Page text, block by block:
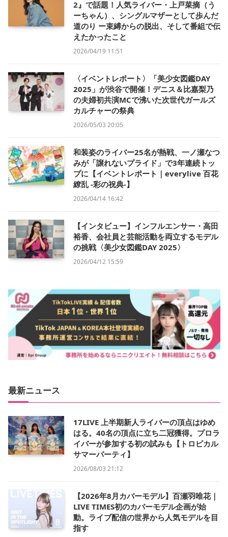
2』で話題！人気ライバー・上戸菜摘（う
ーちゃん）、シングルマザーとして歩んだ
道のり ー束縛からの脱出、そして番組で伝
えたかったこと
2026/04/19 11:51
〈イベントレポート〉「美少女図鑑DAY
2025」が渋谷で開催！デニス＆比嘉梨乃
の夫婦初共演MCで沸いた次世代ガールズ
カルチャーの祭典
2026/05/03 20:05
和装姿のライバー25名が熱戦、一ノ瀬なつ
みが「譲れないプライド」で3年連続トッ
プに【イベントレポート｜everylive 百花
繚乱 -彩の祝典-】
2026/04/14 16:42
【インタビュー】インフルエンサー・高田
裕香、会社員と芸能活動を両立するモデル
の挑戦〈美少女図鑑DAY 2025〉
2026/04/12 15:59
最新ニュース
17LIVE 上半期新人ライバーの頂点はゆめ
はる。40名の頂点に立ち二冠獲得。プロラ
イバーが参加する初の試みも【トロピカル
サマーパーティ】
2026/08/03 21:12
【2026年8月カバーモデル】百瀬羽唯花｜
LIVE TIMES初のカバーモデル企画が始
動。ライブ配信の世界から人気モデルを目
指す